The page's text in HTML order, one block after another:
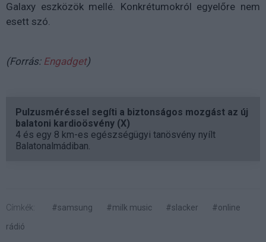
Galaxy eszközök mellé. Konkrétumokról egyelőre nem
esett szó.
(Forrás: Engadget)
Pulzusméréssel segíti a biztonságos mozgást az új
balatoni kardioösvény (X)
4 és egy 8 km-es egészségügyi tanösvény nyílt
Balatonalmádiban.
Címkék: #samsung #milk music #slacker
#online
rádió